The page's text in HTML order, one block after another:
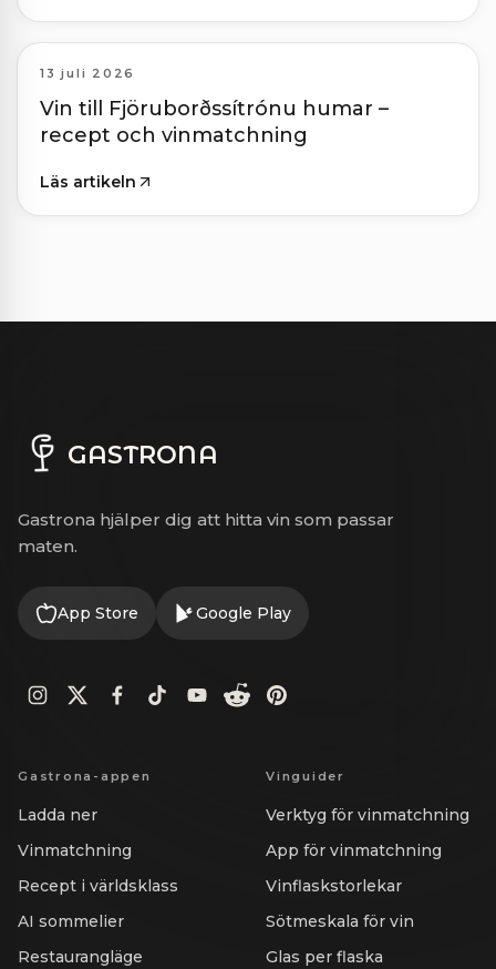
13 juli 2026
Vin till Fjöruborðssítrónu humar –
recept och vinmatchning
Läs artikeln
GASTRONA
Gastrona hjälper dig att hitta vin som passar
maten.
App Store Google Play
Gastrona-appen
Ladda ner
Vinmatchning
Recept i världsklass
AI sommelier
Restaurangläge
Vinguider
Verktyg för vinmatchning
App för vinmatchning
Vinflaskstorlekar
Sötmeskala för vin
Glas per flaska